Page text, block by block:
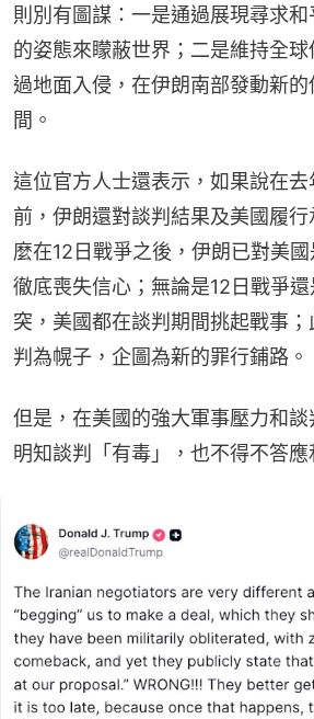
則別有圖謀：一是通過展現尋求
的姿態來矇蔽世界；二是維持全
過地面入侵，在伊朗南部發動新
間。
這位官方人士還表示，如果說在
前，伊朗還對談判結果及美國履
麼在12日戰爭之後，伊朗已對美
徹底喪失信心；無論是12日戰爭
突，美國都在談判期間挑起戰事
判為幌子，企圖為新的罪行鋪路。
但是，在美國的強大軍事壓力和
明知談判「有毒」，也不得不答應